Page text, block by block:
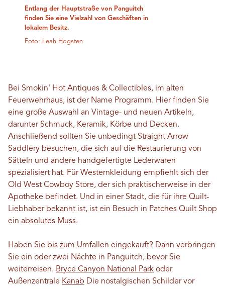
Entlang der Hauptstraße von Panguitch
finden Sie eine Vielzahl von Geschäften in
lokalem Besitz.
Foto: Leah Hogsten
Bei Smokin' Hot Antiques & Collectibles, im alten
Feuerwehrhaus, ist der Name Programm. Hier finden Sie
eine große Auswahl an Vintage- und neuen Artikeln,
darunter Schmuck, Keramik, Körbe und Decken.
Anschließend sollten Sie unbedingt Straight Arrow
Saddlery besuchen, die sich auf die Restaurierung von
Sätteln und andere handgefertigte Lederwaren
spezialisiert hat. Für Westernkleidung empfiehlt sich der
Old West Cowboy Store, der sich praktischerweise in der
Apotheke befindet. Und in einer Stadt, die für ihre Quilt-
Liebhaber bekannt ist, ist ein Besuch in Patches Quilt Shop
ein absolutes Muss.
Haben Sie bis zum Umfallen eingekauft? Dann verbringen
Sie ein oder zwei Nächte in Panguitch, bevor Sie
weiterreisen. Bryce Canyon National Park oder
Außenzentrale Kanab Die nostalgischen Schilder vor